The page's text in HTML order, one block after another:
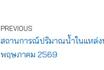
PREVIOUS
สถานการณ์ปริมาณน้ำในแหล่ง
พฤษภาคม 2569